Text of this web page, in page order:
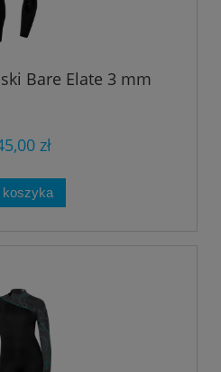
Bare Elate 3 mm
zł
koszyka